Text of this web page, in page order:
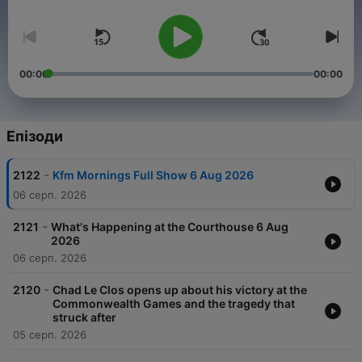
00:00 00:00
Епізоди
2122 - Kfm Mornings Full Show 6 Aug 2026
06 серп. 2026
2121 - What's Happening at the Courthouse 6 Aug
2026
06 серп. 2026
2120 - Chad Le Clos opens up about his victory at the
Commonwealth Games and the tragedy that
struck after
05 серп. 2026